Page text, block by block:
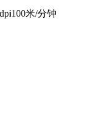
米/分钟